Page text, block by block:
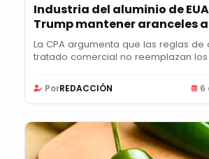
Industria del aluminio de
Trump mantener aranceles
La CPA argumenta que las reglas de
tratado comercial no reemplazan
PorREDACCIÓN 6